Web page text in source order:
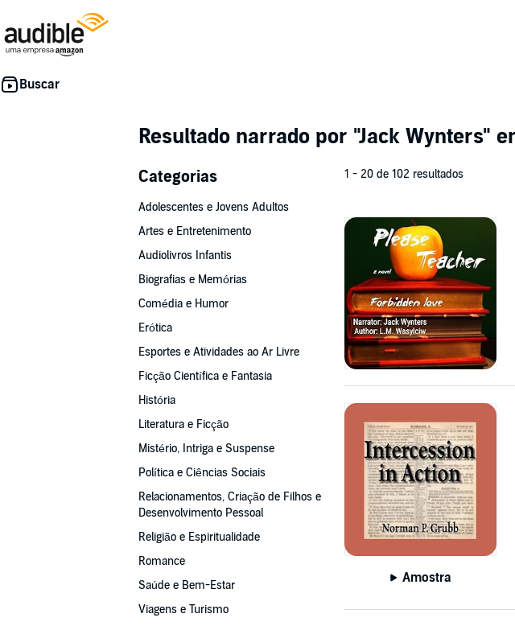
Resultado narrado por "Jack Wynters"
Categorias
Adolescentes e Jovens Adultos
Artes e Entretenimento
Audiolivros Infantis
Biografias e Memórias
Comédia e Humor
Erótica
Esportes e Atividades ao Ar Livre
Ficção Científica e Fantasia
História
Literatura e Ficção
Mistério, Intriga e Suspense
Política e Ciências Sociais
Relacionamentos, Criação de Filhos e
Desenvolvimento Pessoal
Religião e Espiritualidade
Romance
Saúde e Bem-Estar
Viagens e Turismo
1 - 20 de 102 resultados
Amostra